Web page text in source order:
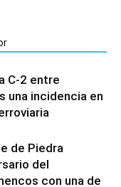
C-2 entre
una incidencia en
de Piedra
del
con una de